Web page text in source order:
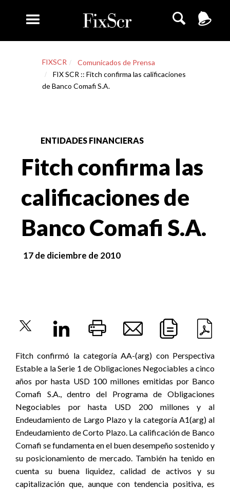
FIXSCR
Comunicados de Prensa
FIX SCR :: Fitch confirma las calificaciones
de Banco Comafi S.A.
ENTIDADES FINANCIERAS
Fitch confirma las
calificaciones de
Banco Comafi S.A.
17 de diciembre de 2010
Fitch confirmó la categoría AA-(arg) con Perspectiva
Estable a la Serie 1 de Obligaciones Negociables a cinco
años por hasta USD 100 millones emitidas por Banco
Comafi S.A., dentro del Programa de Obligaciones
Negociables por hasta USD 200 millones y al
Endeudamiento de Largo Plazo y la categoría A1(arg) al
Endeudamiento de Corto Plazo. La calificación de Banco
Comafi se fundamenta en el buen desempeño sostenido y
su posicionamiento de mercado. También ha tenido en
cuenta su buena liquidez, calidad de activos y su
capitalización que, aunque con tendencia positiva, es